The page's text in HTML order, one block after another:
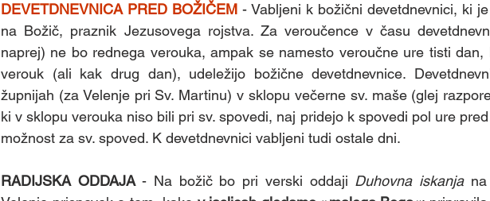
DEVETDNEVNICA PRED BOŽIČEM - Vabljeni k božični devetdnevnici, ki
na Božič, praznik Jezusovega rojstva. Za veroučence v času
naprej) ne bo rednega verouka, ampak se namesto veroučne ure tisti
verouk (ali kak drug dan), udeležijo božične devetdnevnice.
župnijah (za Velenje pri Sv. Martinu) v sklopu večerne sv. maše (glej
ki v sklopu verouka niso bili pri sv. spovedi, naj pridejo k spovedi pol ure
možnost za sv. spoved. K devetdnevnici vabljeni tudi ostale dni.
RADIJSKA ODDAJA - Na božič bo pri verski oddaji Duhovna iskanja na